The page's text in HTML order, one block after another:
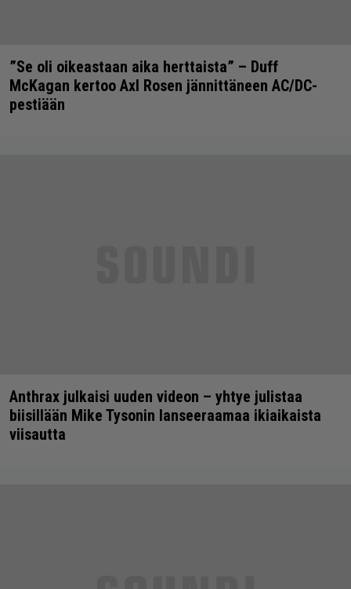
”Se oli oikeastaan aika herttaista” – Duff
McKagan kertoo Axl Rosen jännittäneen AC/DC-
pestiään
Anthrax julkaisi uuden videon – yhtye julistaa
biisillään Mike Tysonin lanseeraamaa ikiaikaista
viisautta